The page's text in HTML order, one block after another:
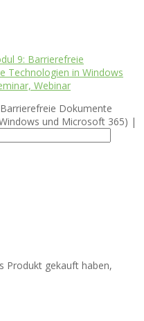
9: Barrierefreie
Technologien in Windows
Webinar
Dokumente
und Microsoft 365) |
Produkt gekauft haben,